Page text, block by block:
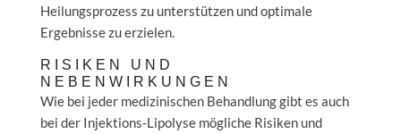
Heilungsprozess zu unterstützen und optimale
Ergebnisse zu erzielen.
RISIKEN UND
NEBENWIRKUNGEN
Wie bei jeder medizinischen Behandlung gibt es auch
bei der Injektions-Lipolyse mögliche Risiken und